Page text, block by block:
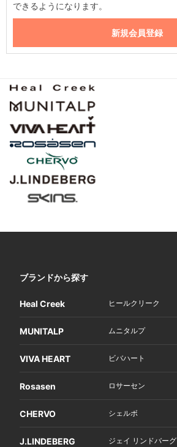
できるようになります。
ブランドから探す
Heal Creek ヒールクリーク
MUNITALP ムニタルプ
VIVA HEART ビバハート
Rosasen ロサーセン
CHERVO シェルボ
J.LINDEBERG ジェイ リンドバーグ